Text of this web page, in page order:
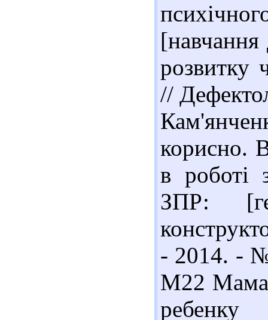
[навчання
розвитку
//
корисно.
в роботі
ЗПР:
- 2014. -
М22
ребенку